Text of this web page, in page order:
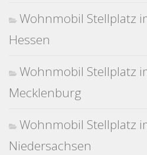
Wohnmobil Stellplatz
Hessen
Wohnmobil Stellplatz
Mecklenburg
Wohnmobil Stellplatz
Niedersachsen